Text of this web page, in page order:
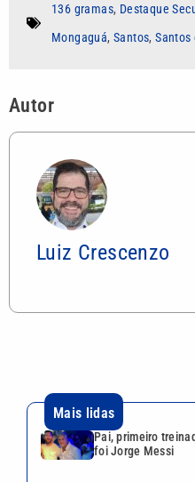
136 gramas, Destaque
Mongaguá,Santos,Santos
Autor
Luiz Crescenzo
Mais lidas
Pai, primeiro
foi Jorge Messi